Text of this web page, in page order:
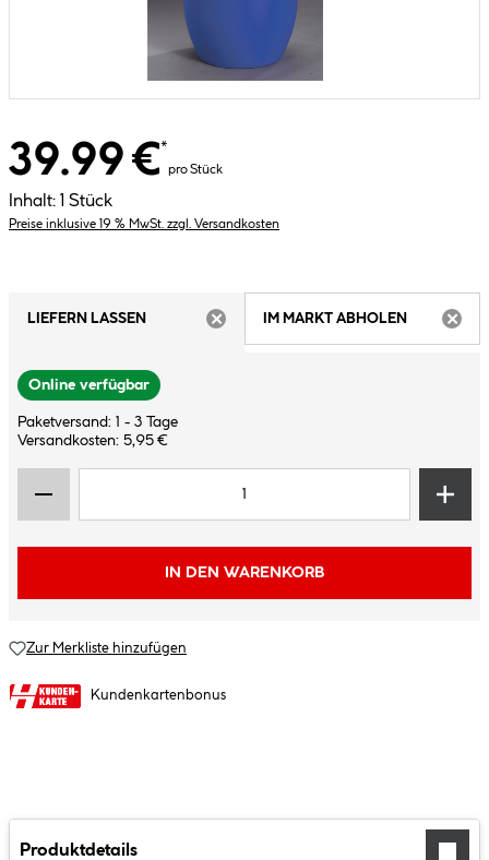
39.99 €*
pro Stück
Inhalt: 1 Stück
Preise inklusive 19 % MwSt. zzgl. Versandkosten
LIEFERN LASSEN
IM MARKT ABHOLEN
Online verfügbar
Paketversand: 1 - 3 Tage
Versandkosten: 5,95 €
IN DEN WARENKORB
Zur Merkliste hinzufügen
Kundenkartenbonus
Produktdetails